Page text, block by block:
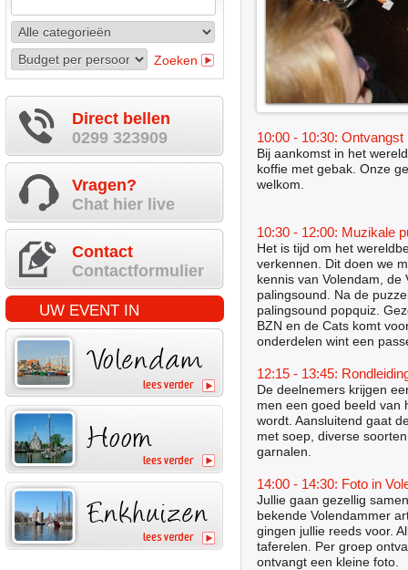
Zoeken
Direct bellen
0299 323909
Vragen?
Chat hier live
Contact
Contactformulier
UW EVENT IN
10:00 - 10:30:
Bij aankomst in het
koffie met gebak. Onze
welkom.
10:30 - 12:00: Muzikale
Het is tijd om het
verkennen. Dit doen we
kennis van Volendam,
palingsound. Na de
palingsound popquiz.
BZN en de Cats komt
onderdelen wint een
12:15 - 13:45:
De deelnemers krijgen
men een goed beeld van
wordt. Aansluitend gaat
met soep, diverse
garnalen.
14:00 - 14:30: Foto in
Jullie gaan gezellig
bekende Volendammer
gingen jullie reeds voor.
taferelen. Per groep
ontvangt een kleine foto.